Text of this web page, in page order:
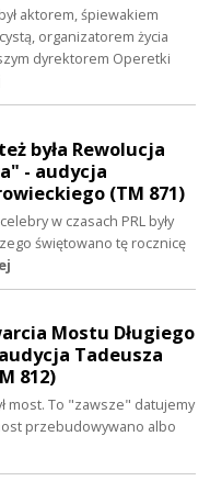
aktorem, śpiewakiem
organizatorem życia
dyrektorem Operetki
była Rewolucja
- audycja
(TM 871)
w czasach PRL były
świętowano tę rocznicę
Mostu Długiego
Tadeusza
812)
most. To "zawsze" datujemy
przebudowywano albo